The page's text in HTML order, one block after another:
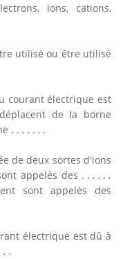
ions, cations,
utilisé ou être utilisé
courant électrique est
de la borne
… … .
… ….
de deux sortes d'ions
appelés des … …
… …
sont appelés des
électrique est dû à
.